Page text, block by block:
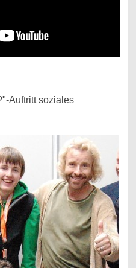
Auftritt soziales